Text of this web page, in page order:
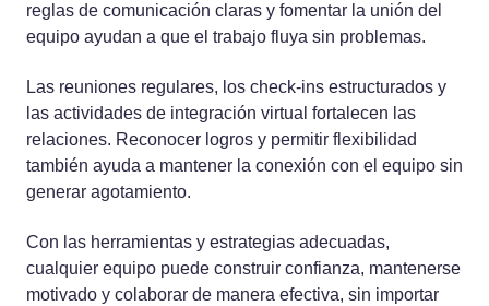
reglas de comunicación claras y fomentar la unión del
equipo ayudan a que el trabajo fluya sin problemas.
Las reuniones regulares, los check-ins estructurados y
las actividades de integración virtual fortalecen las
relaciones. Reconocer logros y permitir flexibilidad
también ayuda a mantener la conexión con el equipo sin
generar agotamiento.
Con las herramientas y estrategias adecuadas,
cualquier equipo puede construir confianza, mantenerse
motivado y colaborar de manera efectiva, sin importar